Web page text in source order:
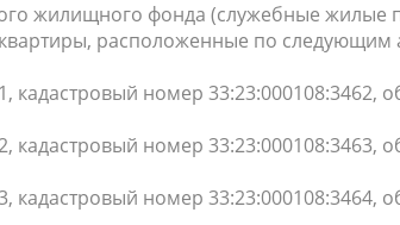
жилищного фонда (служебные
расположенные по следующим
кадастровый номер
кадастровый номер
кадастровый номер